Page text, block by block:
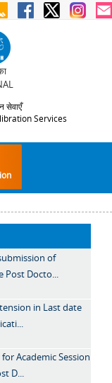
सेवाएँ
Services
of
Post Docto...
in Last date
Academic Session
D...